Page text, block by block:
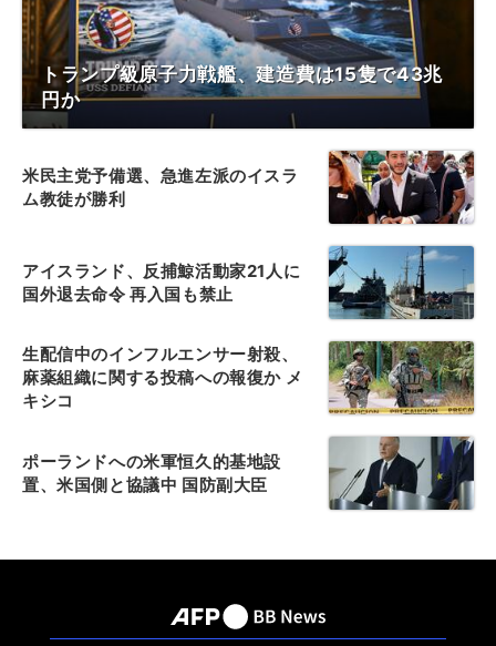
トランプ級原子力戦艦、建造費は15隻で43兆
円か
米民主党予備選、急進左派のイスラ
ム教徒が勝利
アイスランド、反捕鯨活動家21人に
国外退去命令 再入国も禁止
生配信中のインフルエンサー射殺、
麻薬組織に関する投稿への報復か メ
キシコ
ポーランドへの米軍恒久的基地設
置、米国側と協議中 国防副大臣